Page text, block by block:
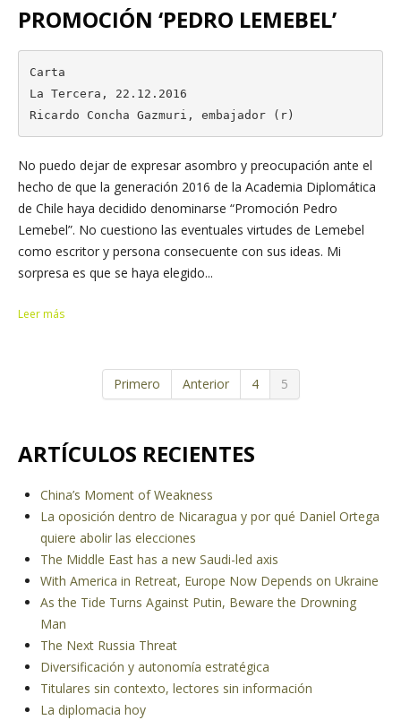
PROMOCIÓN ‘PEDRO LEMEBEL’
Carta
La Tercera, 22.12.2016
Ricardo Concha Gazmuri, embajador (r)
No puedo dejar de expresar asombro y preocupación ante el
hecho de que la generación 2016 de la Academia Diplomática
de Chile haya decidido denominarse “Promoción Pedro
Lemebel”. No cuestiono las eventuales virtudes de Lemebel
como escritor y persona consecuente con sus ideas. Mi
sorpresa es que se haya elegido...
Leer más
Primero Anterior 4 5
ARTÍCULOS RECIENTES
China’s Moment of Weakness
La oposición dentro de Nicaragua y por qué Daniel Ortega
quiere abolir las elecciones
The Middle East has a new Saudi-led axis
With America in Retreat, Europe Now Depends on Ukraine
As the Tide Turns Against Putin, Beware the Drowning
Man
The Next Russia Threat
Diversificación y autonomía estratégica
Titulares sin contexto, lectores sin información
La diplomacia hoy